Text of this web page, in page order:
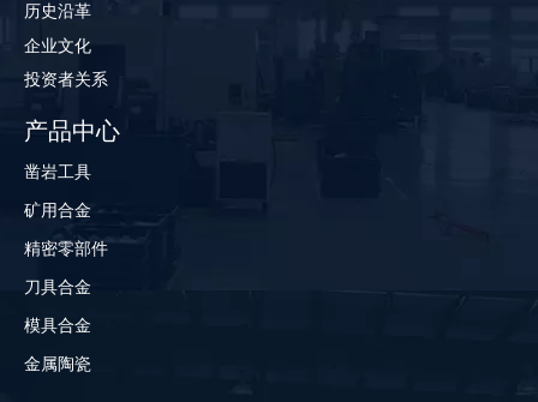
历史沿革
企业文化
投资者关系
产品中心
凿岩工具
矿用合金
精密零部件
刀具合金
模具合金
金属陶瓷